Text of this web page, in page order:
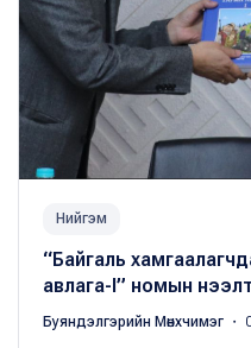
Нийгэм
“Байгаль
авлага-I” номын
Буяндэлгэрийн Мөнхчимэг ・